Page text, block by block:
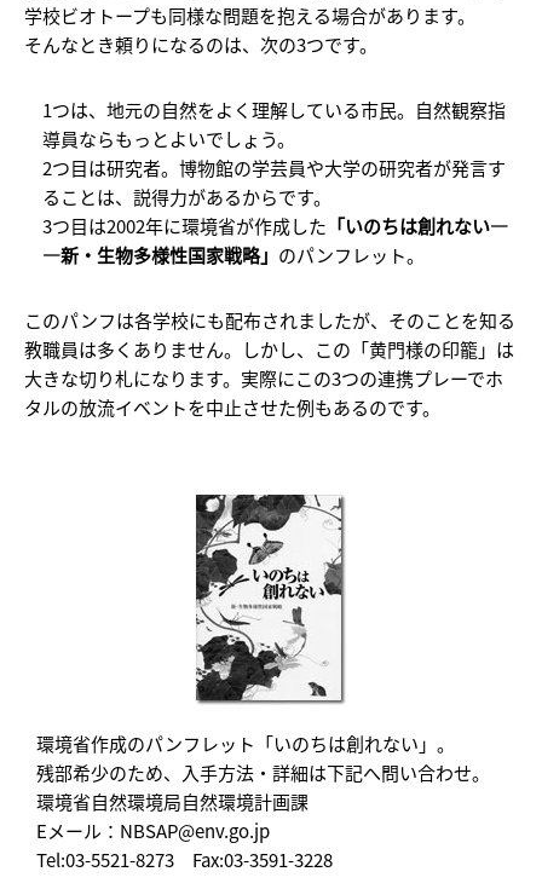
学校ビオトープも同様な問題を抱える場合があります。
そんなとき頼りになるのは、次の3つです。
1つは、地元の自然をよく理解している市民。自然観察指
導員ならもっとよいでしょう。
2つ目は研究者。博物館の学芸員や大学の研究者が発言す
ることは、説得力があるからです。
3つ目は2002年に環境省が作成した 「いのちは創れない―
―新・生物多様性国家戦略」 のパンフレット。
このパンフは各学校にも配布されましたが、そのことを知る
教職員は多くありません。しかし、この「黄門様の印籠」は
大きな切り札になります。実際にこの3つの連携プレーでホ
タルの放流イベントを中止させた例もあるのです。
環境省作成のパンフレット「いのちは創れない」。
残部希少のため、入手方法・詳細は下記へ問い合わせ。
環境省自然環境局自然環境計画課
Eメール：NBSAP@env.go.jp
Tel:03-5521-8273 Fax:03-3591-3228